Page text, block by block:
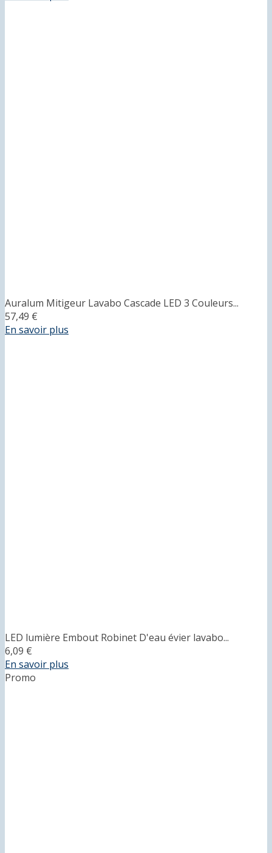
Auralum Mitigeur Lavabo Cascade LED 3 Couleurs...
57,49 €
En savoir plus
LED lumière Embout Robinet D'eau évier lavabo...
6,09 €
En savoir plus
Promo